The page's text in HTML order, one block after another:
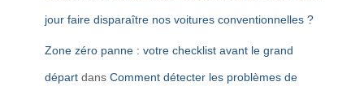
jour faire disparaître nos voitures conventionnelles ?
Zone zéro panne : votre checklist avant le grand
départ dans Comment détecter les problèmes de